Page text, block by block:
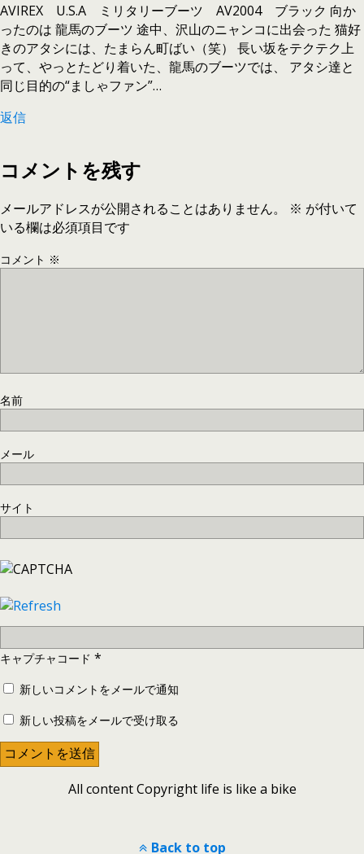
AVIREX U.S.A ミリタリーブーツ AV2004 ブラック 向か
ったのは 龍馬のブーツ 途中、沢山のニャンコに出会った 猫好
きのアタシには、たまらん町ばい（笑） 長い坂をテクテク上
って、やっとたどり着いた、龍馬のブーツでは、 アタシ達と
同じ目的の“ましゃファン”…
返信
コメントを残す
メールアドレスが公開されることはありません。 ※ が付いて
いる欄は必須項目です
コメント ※
名前
メール
サイト
キャプチャコード *
新しいコメントをメールで通知
新しい投稿をメールで受け取る
All content Copyright life is like a bike
Back to top